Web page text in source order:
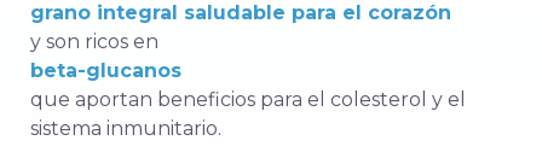
grano integral saludable para el corazón
y son ricos en
beta-glucanos
que aportan beneficios para el colesterol y el
sistema inmunitario.